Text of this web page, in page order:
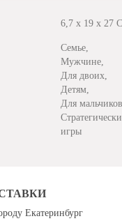
6,7 x 19 x 27
Семье,
Мужчине,
Для двоих,
Детям,
Для
игры
Екатеринбург